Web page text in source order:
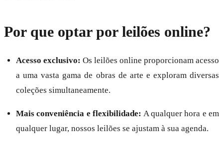
Por que optar por leilões online?
Acesso exclusivo: Os leilões online proporcionam acesso
a uma vasta gama de obras de arte e exploram diversas
coleções simultaneamente.
Mais conveniência e flexibilidade: A qualquer hora e em
qualquer lugar, nossos leilões se ajustam à sua agenda.